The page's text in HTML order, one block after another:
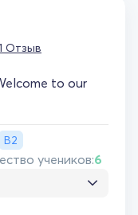
Отзыв
to our
B2
учеников:6